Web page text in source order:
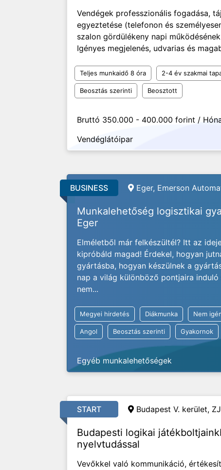
Vendégek professzionális fogadása,
egyeztetése (telefonon és
szalon gördülékeny napi
Igényes megjelenés, udvarias és
Teljes munkaidő 8 óra 2-4 év szakmai
Beosztás szerinti Beosztott
Bruttó 350.000 - 400.000 forint /
Vendéglátóipar
BUSINESS Eger, Emerson
Munkalehetőség logisztikai
Eger
Elméletből már felkészültél? Itt az
kipróbáld magad! Érdekel, hogyan
gyártásba, hogyan készülnek a
nap a világ különböző pontjaira
nem...
Megyei hirdetés Diákmunka Nem
Angol Beosztás szerinti Gyakornok
Egyéb munkalehetőségek
START Budapest V. kerület,
Budapesti logikai
nyelvtudással
Vevőkkel való kommunikáció,